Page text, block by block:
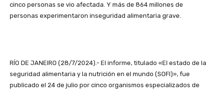
cinco personas se vio afectada. Y más de 864 millones de
personas experimentaron inseguridad alimentaria grave.
RÍO DE JANEIRO (28/7/2024).- El informe, titulado «El estado de la
seguridad alimentaria y la nutrición en el mundo (SOFI)», fue
publicado el 24 de julio por cinco organismos especializados de